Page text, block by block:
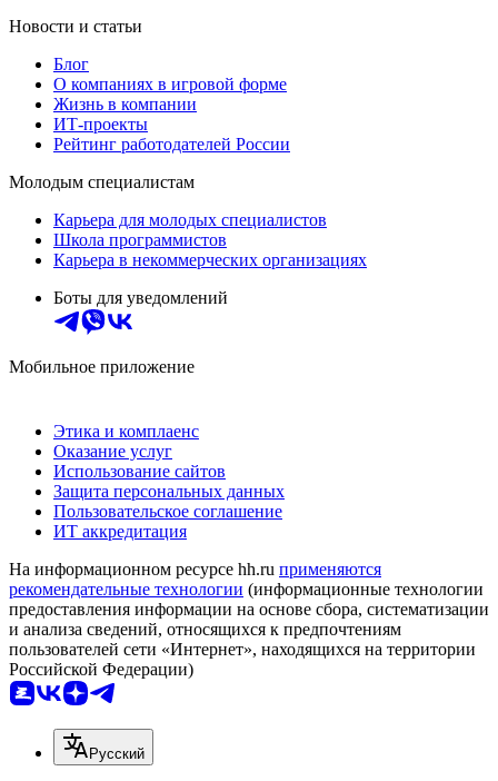
Новости и статьи
Блог
О компаниях в игровой форме
Жизнь в компании
ИТ-проекты
Рейтинг работодателей России
Молодым специалистам
Карьера для молодых специалистов
Школа программистов
Карьера в некоммерческих организациях
Боты для уведомлений
Мобильное приложение
Этика и комплаенс
Оказание услуг
Использование сайтов
Защита персональных данных
Пользовательское соглашение
ИТ аккредитация
На информационном ресурсе hh.ru применяются
рекомендательные технологии (информационные технологии
предоставления информации на основе сбора, систематизации
и анализа сведений, относящихся к предпочтениям
пользователей сети «Интернет», находящихся на территории
Российской Федерации)
Русский